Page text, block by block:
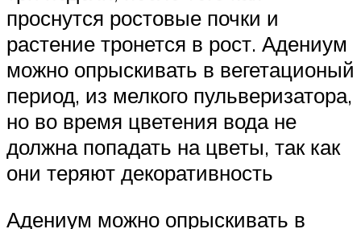
проснутся ростовые почки и
растение тронется в рост. Адениум
можно опрыскивать в вегетационый
период, из мелкого пульверизатора,
но во время цветения вода не
должна попадать на цветы, так как
они теряют декоративность
Адениум можно опрыскивать в